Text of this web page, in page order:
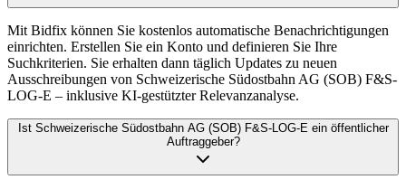
Mit Bidfix können Sie kostenlos automatische Benachrichtigungen
einrichten. Erstellen Sie ein Konto und definieren Sie Ihre
Suchkriterien. Sie erhalten dann täglich Updates zu neuen
Ausschreibungen von Schweizerische Südostbahn AG (SOB) F&S-
LOG-E – inklusive KI-gestützter Relevanzanalyse.
Ist Schweizerische Südostbahn AG (SOB) F&S-LOG-E ein öffentlicher
Auftraggeber?